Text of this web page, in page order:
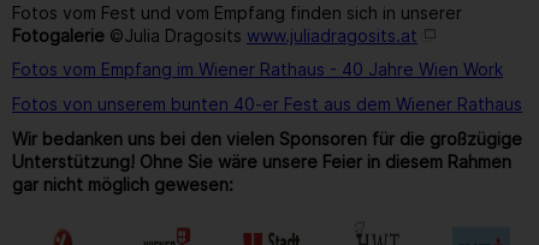
Fotos vom Fest und vom Empfang finden sich in unserer
Fotogalerie ©Julia Dragosits www.juliadragosits.at
Fotos vom Empfang im Wiener Rathaus - 40 Jahre Wien Work
Fotos von unserem bunten 40-er Fest aus dem Wiener Rathaus
Wir bedanken uns bei den vielen Sponsoren für die großzügige
Unterstützung! Ohne Sie wäre unsere Feier in diesem Rahmen
gar nicht möglich gewesen: